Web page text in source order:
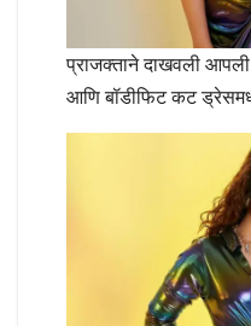
प्राजक्ताने दाखवली आपली
आणि बॉडीफिट कट